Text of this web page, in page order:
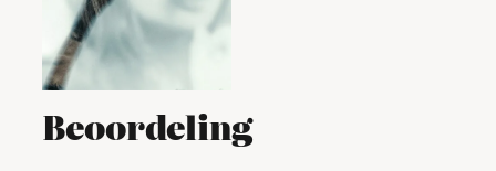
Beoordeling